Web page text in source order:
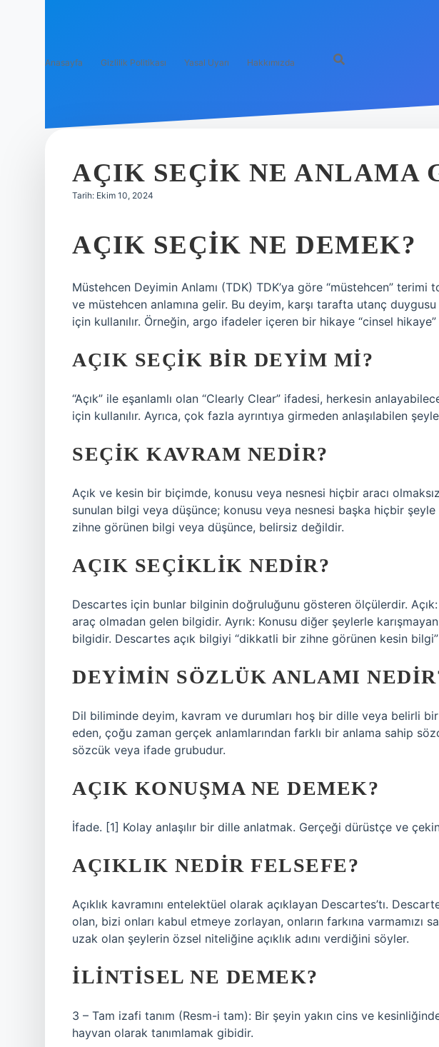
Anasayfa Gizlilik Politikası Yasal Uyarı Hakkımızda
AÇIK SEÇIK NE ANLAMA
Tarih: Ekim 10, 2024
AÇIK SEÇIK NE DEMEK?
Müstehcen Deyimin Anlamı (TDK) TDK’ya göre “müstehcen” terimi
ve müstehcen anlamına gelir. Bu deyim, karşı tarafta utanç
için kullanılır. Örneğin, argo ifadeler içeren bir hikaye “cinsel hikaye”
AÇIK SEÇIK BIR DEYIM MI?
“Açık” ile eşanlamlı olan “Clearly Clear” ifadesi, herkesin
için kullanılır. Ayrıca, çok fazla ayrıntıya girmeden anlaşılabilen
SEÇIK KAVRAM NEDIR?
Açık ve kesin bir biçimde, konusu veya nesnesi hiçbir aracı
sunulan bilgi veya düşünce; konusu veya nesnesi başka hiçbir şeyle
zihne görünen bilgi veya düşünce, belirsiz değildir.
AÇIK SEÇIKLIK NEDIR?
Descartes için bunlar bilginin doğruluğunu gösteren ölçülerdir.
araç olmadan gelen bilgidir. Ayrık: Konusu diğer şeylerle
bilgidir. Descartes açık bilgiyi “dikkatli bir zihne görünen kesin
DEYIMIN SÖZLÜK ANLAMI
Dil biliminde deyim, kavram ve durumları hoş bir dille veya belirli
eden, çoğu zaman gerçek anlamlarından farklı bir anlama sahip
sözcük veya ifade grubudur.
AÇIK KONUŞMA NE DEMEK?
İfade. [1] Kolay anlaşılır bir dille anlatmak. Gerçeği dürüstçe ve
AÇIKLIK NEDIR FELSEFE?
Açıklık kavramını entelektüel olarak açıklayan Descartes’tı.
olan, bizi onları kabul etmeye zorlayan, onların farkına varmamızı
uzak olan şeylerin özsel niteliğine açıklık adını verdiğini söyler.
İLINTISEL NE DEMEK?
3 – Tam izafi tanım (Resm-i tam): Bir şeyin yakın cins ve
hayvan olarak tanımlamak gibidir.